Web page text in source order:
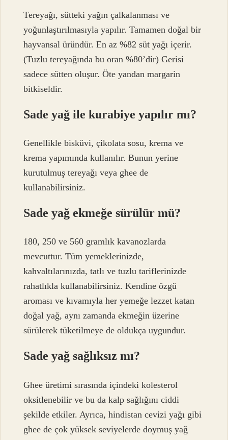
Tereyağı, sütteki yağın çalkalanması ve
yoğunlaştırılmasıyla yapılır. Tamamen doğal bir
hayvansal üründür. En az %82 süt yağı içerir.
(Tuzlu tereyağında bu oran %80’dir) Gerisi
sadece sütten oluşur. Öte yandan margarin
bitkiseldir.
Sade yağ ile kurabiye yapılır mı?
Genellikle bisküvi, çikolata sosu, krema ve
krema yapımında kullanılır. Bunun yerine
kurutulmuş tereyağı veya ghee de
kullanabilirsiniz.
Sade yağ ekmeğe sürülür mü?
180, 250 ve 560 gramlık kavanozlarda
mevcuttur. Tüm yemeklerinizde,
kahvaltılarınızda, tatlı ve tuzlu tariflerinizde
rahatlıkla kullanabilirsiniz. Kendine özgü
aroması ve kıvamıyla her yemeğe lezzet katan
doğal yağ, aynı zamanda ekmeğin üzerine
sürülerek tüketilmeye de oldukça uygundur.
Sade yağ sağlıksız mı?
Ghee üretimi sırasında içindeki kolesterol
oksitlenebilir ve bu da kalp sağlığını ciddi
şekilde etkiler. Ayrıca, hindistan cevizi yağı gibi
ghee de çok yüksek seviyelerde doymuş yağ